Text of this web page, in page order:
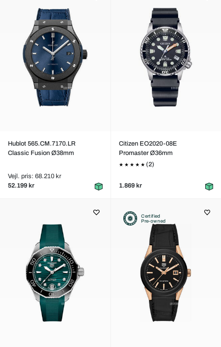
Hublot 565.CM.7170.LR
Classic Fusion Ø38mm
Vejl. pris: 68.210 kr
52.199 kr
Citizen EO2020-08E
Promaster Ø36mm
(2)
1.869 kr
Certified
Pre-owned